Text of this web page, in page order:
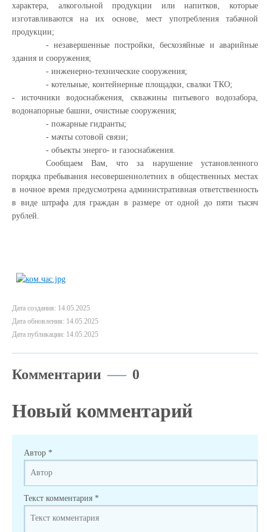
характера, алкогольной продукции или напитков, которые
изготавливаются на их основе, мест употребления табачной
продукции;
- незавершенные постройки, бесхозяйные и аварийные
здания и сооружения;
- инженерно-технические сооружения;
- котельные, контейнерные площадки, свалки ТКО;
- источники водоснабжения, скважины питьевого водозабора,
водонапорные башни, очистные сооружения;
- пожарные гидранты;
- мачты сотовой связи;
- объекты энерго- и газоснабжения.
Сообщаем Вам, что за нарушение установленного
порядка пребывания несовершеннолетних в общественных местах
в ночное время предусмотрена административная ответственность
в виде штрафа для граждан в размере от одной до пяти тысяч
рублей.
Дата создания: 14.05.2025
Дата обновления: 14.05.2025
Дата публикации: 14.05.2025
Комментарии 0
Новый комментарий
Автор *
Текст комментария *